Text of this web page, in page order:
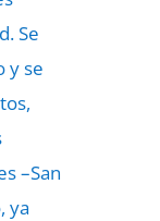
Se
y se
–San
ya